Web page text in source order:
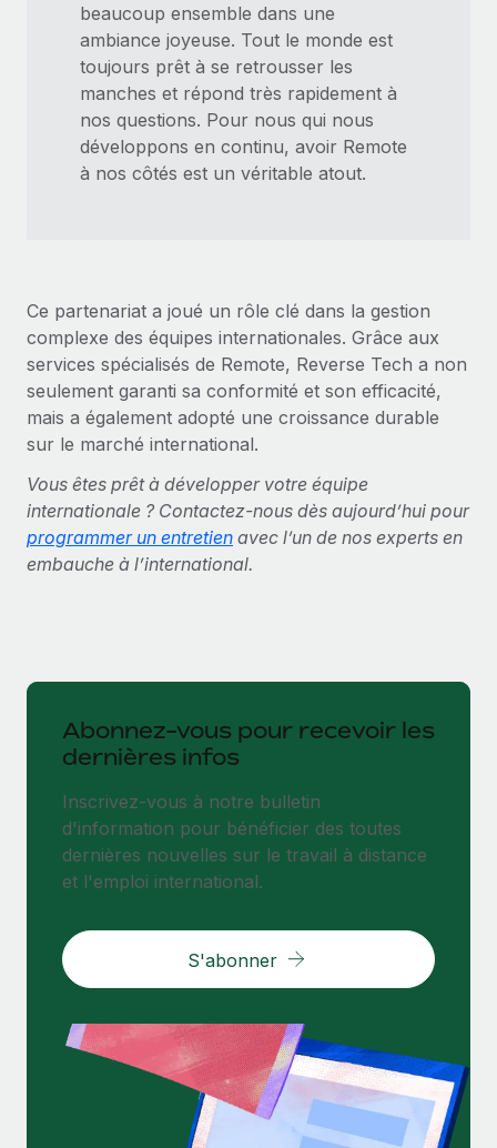
beaucoup ensemble dans une
ambiance joyeuse. Tout le monde est
toujours prêt à se retrousser les
manches et répond très rapidement à
nos questions. Pour nous qui nous
développons en continu, avoir Remote
à nos côtés est un véritable atout.
Ce partenariat a joué un rôle clé dans la gestion
complexe des équipes internationales. Grâce aux
services spécialisés de Remote, Reverse Tech a non
seulement garanti sa conformité et son efficacité,
mais a également adopté une croissance durable
sur le marché international.
Vous êtes prêt à développer votre équipe
internationale ? Contactez-nous dès aujourd’hui pour
programmer un entretien avec l’un de nos experts en
embauche à l’international.
Abonnez-vous pour recevoir les
dernières infos
Inscrivez-vous à notre bulletin
d'information pour bénéficier des toutes
dernières nouvelles sur le travail à distance
et l'emploi international.
S'abonner